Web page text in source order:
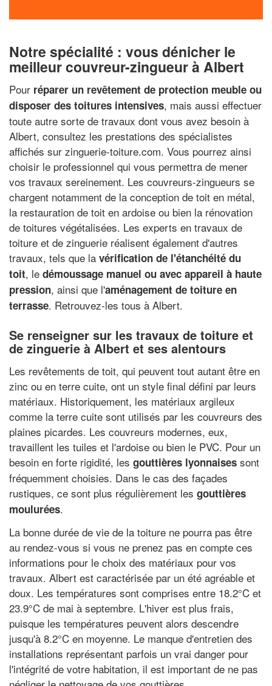
Notre spécialité : vous dénicher le
meilleur couvreur-zingueur à Albert
Pour réparer un revêtement de protection meuble ou
disposer des toitures intensives, mais aussi effectuer
toute autre sorte de travaux dont vous avez besoin à
Albert, consultez les prestations des spécialistes
affichés sur zinguerie-toiture.com. Vous pourrez ainsi
choisir le professionnel qui vous permettra de mener
vos travaux sereinement. Les couvreurs-zingueurs se
chargent notamment de la conception de toit en métal,
la restauration de toit en ardoise ou bien la rénovation
de toitures végétalisées. Les experts en travaux de
toiture et de zinguerie réalisent également d'autres
travaux, tels que la vérification de l'étanchéité du
toit, le démoussage manuel ou avec appareil à haute
pression, ainsi que l'aménagement de toiture en
terrasse. Retrouvez-les tous à Albert.
Se renseigner sur les travaux de toiture et
de zinguerie à Albert et ses alentours
Les revêtements de toit, qui peuvent tout autant être en
zinc ou en terre cuite, ont un style final défini par leurs
matériaux. Historiquement, les matériaux argileux
comme la terre cuite sont utilisés par les couvreurs des
plaines picardes. Les couvreurs modernes, eux,
travaillent les tuiles et l'ardoise ou bien le PVC. Pour un
besoin en forte rigidité, les gouttières lyonnaises sont
fréquemment choisies. Dans le cas des façades
rustiques, ce sont plus régulièrement les gouttières
moulurées.
La bonne durée de vie de la toiture ne pourra pas être
au rendez-vous si vous ne prenez pas en compte ces
informations pour le choix des matériaux pour vos
travaux. Albert est caractérisée par un été agréable et
doux. Les températures sont comprises entre 18.2°C et
23.9°C de mai à septembre. L'hiver est plus frais,
puisque les températures peuvent alors descendre
jusqu'à 8.2°C en moyenne. Le manque d'entretien des
installations représentant parfois un vrai danger pour
l'intégrité de votre habitation, il est important de ne pas